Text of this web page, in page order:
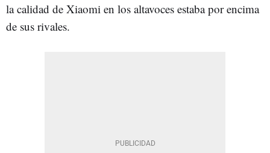
la calidad de Xiaomi en los altavoces estaba por encima
de sus rivales.